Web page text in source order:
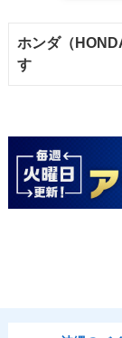
ホンダ（
す